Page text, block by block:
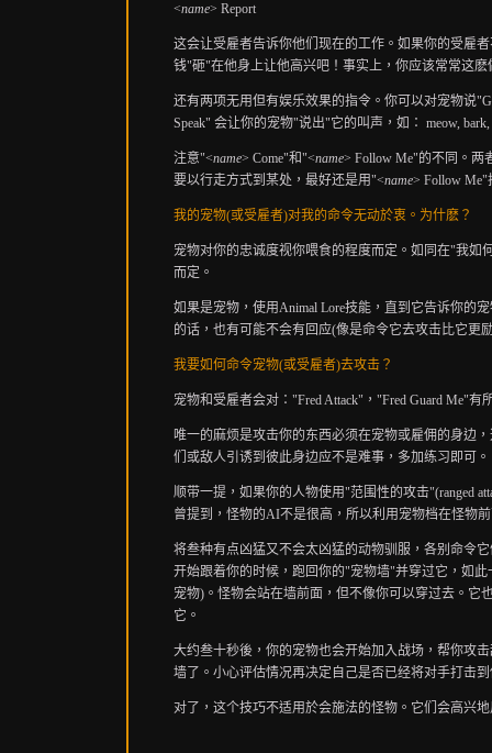
<name> Report
这会让受雇者告诉你他们现在的工作。如果你的受雇
钱"砸"在他身上让他高兴吧！事实上，你应该常常这
还有两项无用但有娱乐效果的指令。你可以对宠物说
Speak" 会让你的宠物"说出"它的叫声，如： meow,
注意"<name> Come"和"<name> Follow Me"的不同。两
要以行走方式到某处，最好还是用"<name> Follow
我的宠物(或受雇者)对我的命令无动於衷。为什麽？
宠物对你的忠诚度视你喂食的程度而定。如同在"我如
而定。
如果是宠物，使用Animal Lore技能，直到它告诉你的
的话，也有可能不会有回应(像是命令它去攻击比它更
我要如何命令宠物(或受雇者)去攻击？
宠物和受雇者会对："Fred Attack"，"Fred Guard Me"有
唯一的麻烦是攻击你的东西必须在宠物或雇佣的身边
们或敌人引诱到彼此身边应不是难事，多加练习即可。
顺带一提，如果你的人物使用"范围性的攻击"(ranged
曾提到，怪物的AI不是很高，所以利用宠物档在怪物
将叁种有点凶猛又不会太凶猛的动物驯服，各别命令
开始跟着你的时候，跑回你的"宠物墙"并穿过它，如
宠物)。怪物会站在墙前面，但不像你可以穿过去。它
它。
大约叁十秒後，你的宠物也会开始加入战场，帮你攻
墙了。小心评估情况再决定自己是否已经将对手打击
对了，这个技巧不适用於会施法的怪物。它们会高兴